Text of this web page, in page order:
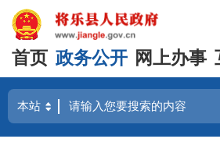
首页 政务公开 网上办事